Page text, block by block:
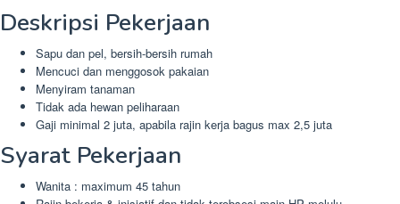
Deskripsi Pekerjaan
Sapu dan pel, bersih-bersih rumah
Mencuci dan menggosok pakaian
Menyiram tanaman
Tidak ada hewan peliharaan
Gaji minimal 2 juta, apabila rajin kerja bagus max 2,5 juta
Syarat Pekerjaan
Wanita : maximum 45 tahun